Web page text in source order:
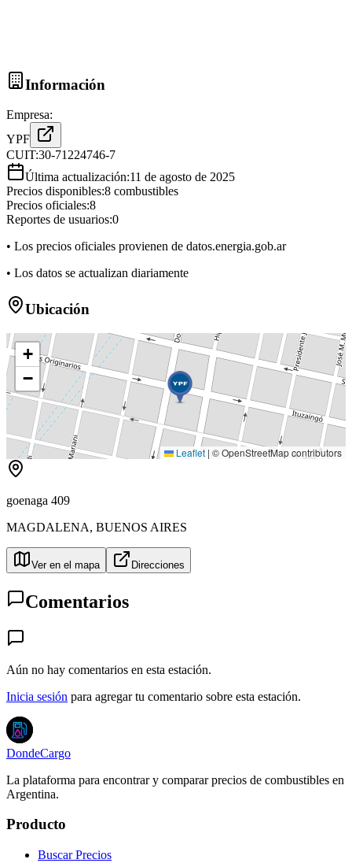
Información
Empresa:
YPF
CUIT:30-71224746-7
Última actualización:11 de agosto de 2025
Precios disponibles:8 combustibles
Precios oficiales:8
Reportes de usuarios:0
• Los precios oficiales provienen de datos.energia.gob.ar
• Los datos se actualizan diariamente
Ubicación
+
−
Leaflet | © OpenStreetMap contributors
goenaga 409
MAGDALENA, BUENOS AIRES
Ver en el mapa Direcciones
Comentarios
Aún no hay comentarios en esta estación.
Inicia sesión para agregar tu comentario sobre esta estación.
DondeCargo
La plataforma para encontrar y comparar precios de combustibles en
Argentina.
Producto
Buscar Precios